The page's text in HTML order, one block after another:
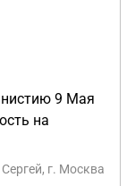
9 Мая
на
г. Москва